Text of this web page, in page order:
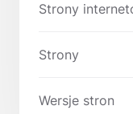
Strony
Strony
Wersje stron